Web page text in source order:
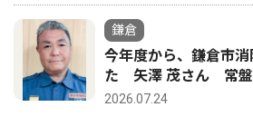
鎌倉
今年度から、鎌倉市
た 矢澤 茂さん 常
2026.07.24